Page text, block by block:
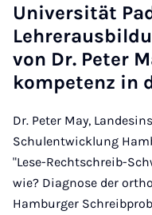
Uni­ver­si­tät
von Dr. Pe­ter
kom­pe­tenz in
Dr. Peter May,
Schulentwicklung
"Lese-Rechtschreib-
wie? Diagnose der
Hamburger